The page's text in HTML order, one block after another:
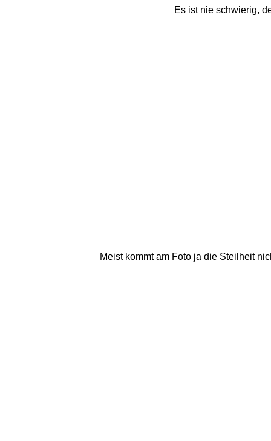
Es ist nie schwierig,
Meist kommt am Foto ja die Steilheit